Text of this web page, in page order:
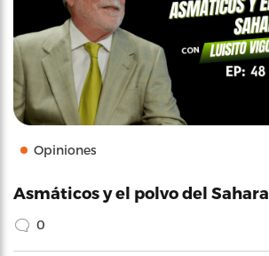
Opiniones
Asmáticos y el polvo del Sahara
0